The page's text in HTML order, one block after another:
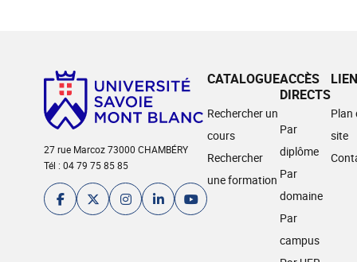
27 rue Marcoz 73000 CHAMBÉRY
Tél : 04 79 75 85 85
CATALOGUE
Rechercher un
cours
Rechercher
une formation
ACCÈS
DIRECTS
Par
diplôme
Par
domaine
Par
campus
Plan
site